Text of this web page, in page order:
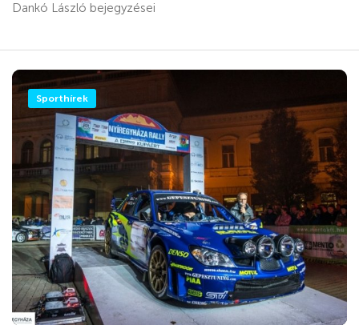
Dankó László bejegyzései
Sporthírek